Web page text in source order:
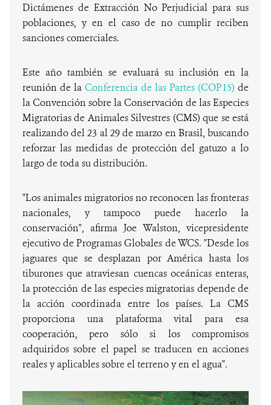
Dictámenes de Extracción No Perjudicial para sus
poblaciones, y en el caso de no cumplir reciben
sanciones comerciales.
Este año también se evaluará su inclusión en la
reunión de la Conferencia de las Partes (COP15) de
la Convención sobre la Conservación de las Especies
Migratorias de Animales Silvestres (CMS) que se está
realizando del 23 al 29 de marzo en Brasil, buscando
reforzar las medidas de protección del gatuzo a lo
largo de toda su distribución.
"Los animales migratorios no reconocen las fronteras
nacionales, y tampoco puede hacerlo la
conservación", afirma Joe Walston, vicepresidente
ejecutivo de Programas Globales de WCS. "Desde los
jaguares que se desplazan por América hasta los
tiburones que atraviesan cuencas oceánicas enteras,
la protección de las especies migratorias depende de
la acción coordinada entre los países. La CMS
proporciona una plataforma vital para esa
cooperación, pero sólo si los compromisos
adquiridos sobre el papel se traducen en acciones
reales y aplicables sobre el terreno y en el agua".